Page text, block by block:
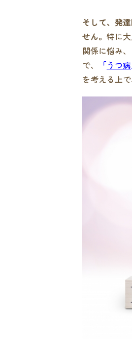
そして、発
せん。 特に
関係に悩み
で、
「うつ病
を考える上